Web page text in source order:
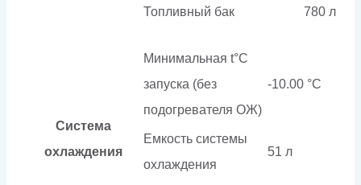
Топливный бак 780 л
Система
охлаждения
Минимальная t°С
запуска (без
подогревателя ОЖ)
-10.00 °С
Емкость системы
охлаждения
51 л